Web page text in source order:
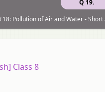
Q 19.
18: Pollution of Air and Water -
Class 8